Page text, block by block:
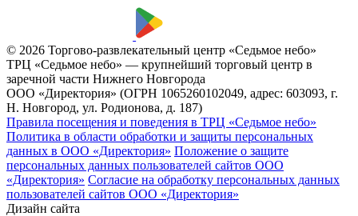
© 2026 Торгово-развлекательный центр «Седьмое небо»
ТРЦ «Седьмое небо» — крупнейший торговый центр в
заречной части Нижнего Новгорода
ООО «Директория» (ОГРН 1065260102049, адрес: 603093, г.
Н. Новгород, ул. Родионова, д. 187)
Правила посещения и поведения в ТРЦ «Седьмое небо»
Политика в области обработки и защиты персональных
данных в ООО «Директория» Положение о защите
персональных данных пользователей сайтов ООО
«Директория» Согласие на обработку персональных данных
пользователей сайтов ООО «Директория»
Дизайн сайта